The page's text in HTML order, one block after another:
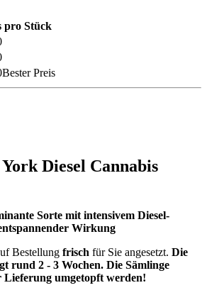
pro Stück
Bester Preis
Diesel Cannabis
Sorte mit intensivem Diesel-
Wirkung
Bestellung frisch für Sie angesetzt. Die
rund 2 - 3 Wochen. Die Sämlinge
Lieferung umgetopft werden!